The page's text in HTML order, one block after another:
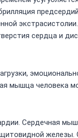
сердца и
мышца человека
Сердечная